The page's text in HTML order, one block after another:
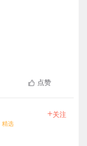
点赞
精选
+关注